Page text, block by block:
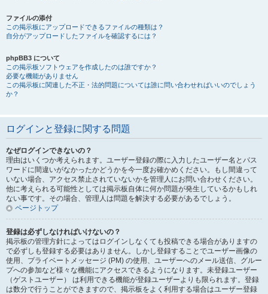
ファイルの添付
この掲示板にアップロードできるファイルの種類は？
自分がアップロードしたファイルを確認するには？
phpBB3 について
この掲示板ソフトウェアを作成したのは誰ですか？
必要な機能がありません
この掲示板に関連した不正・法的問題については誰に問い合わせればいいのでしょう
か？
ログインと登録に関する問題
なぜログインできないの？
理由はいくつか考えられます。ユーザー登録の際に入力したユーザー名とパス
ワードに間違いがなかったかどうかを今一度お確かめください。もし間違って
いない場合、アクセス禁止されていないかを管理人にお問い合わせください。
他に考えられる可能性としては掲示板自体に何か問題が発生しているかもしれ
ない事です。その場合、管理人は問題を解決する必要があるでしょう。
ページトップ
登録は必ずしなければいけないの？
掲示板の管理方針によってはログインしなくても投稿できる場合がありますの
で必ずしも登録する必要はありません。しかし登録することでユーザー画像の
使用、プライベートメッセージ (PM) の使用、ユーザーへのメール送信、グルー
プへの参加など様々な機能にアクセスできるようになります。未登録ユーザー
（ゲストユーザー） は利用できる機能が登録ユーザーよりも限られます。登録
は数分で行うことができますので、掲示板をよく利用する場合はユーザー登録